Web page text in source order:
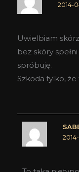
2014-
Uwielbiam
bez skóry
spróbuję.
Szkoda tylko,